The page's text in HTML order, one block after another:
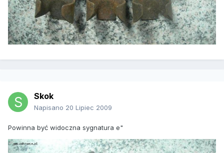
Skok
Napisano 20 Lipiec 2009
Powinna być widoczna sygnatura e"